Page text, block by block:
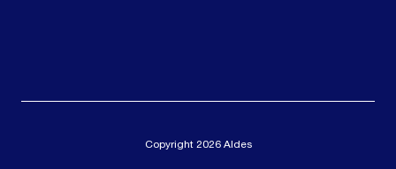
Copyright 2026 Aldes